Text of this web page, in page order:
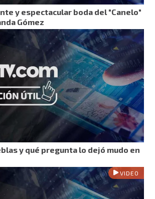
y espectacular boda del "Canelo"
Gómez
y qué pregunta lo dejó mudo en
VIDEO